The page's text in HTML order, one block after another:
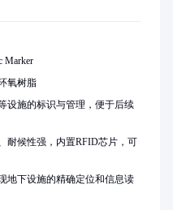
Marker
氧树脂
设施的标识与管理，便于后续
耐候性强，内置RFID芯片，可
地下设施的精确定位和信息读